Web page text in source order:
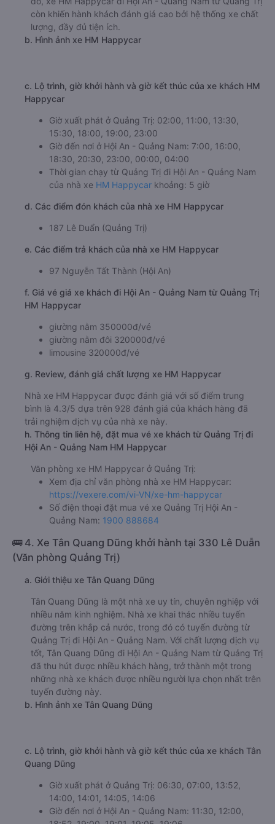
còn khiến hành khách đánh giá cao bởi hệ thống xe chất
lượng, đầy đủ tiện ích.
b. Hình ảnh xe HM Happycar
c. Lộ trình, giờ khởi hành và giờ kết thúc của xe khách HM
Happycar
Giờ xuất phát ở Quảng Trị: 02:00, 11:00, 13:30,
15:30, 18:00, 19:00, 23:00
Giờ đến nơi ở Hội An - Quảng Nam: 7:00, 16:00,
18:30, 20:30, 23:00, 00:00, 04:00
Thời gian chạy từ Quảng Trị đi Hội An - Quảng Nam
của nhà xe HM Happycar khoảng: 5 giờ
d. Các điểm đón khách của nhà xe HM Happycar
187 Lê Duẩn (Quảng Trị)
e. Các điểm trả khách của nhà xe HM Happycar
97 Nguyễn Tất Thành (Hội An)
f. Giá vé giá xe khách đi Hội An - Quảng Nam từ Quảng Trị
HM Happycar
giường nằm 350000đ/vé
giường nằm đôi 320000đ/vé
limousine 320000đ/vé
g. Review, đánh giá chất lượng xe HM Happycar
Nhà xe HM Happycar được đánh giá với số điểm trung
bình là 4.3/5 dựa trên 928 đánh giá của khách hàng đã
trải nghiệm dịch vụ của nhà xe này.
h. Thông tin liên hệ, đặt mua vé xe khách từ Quảng Trị đi
Hội An - Quảng Nam HM Happycar
Văn phòng xe HM Happycar ở Quảng Trị:
Xem địa chỉ văn phòng nhà xe HM Happycar:
https://vexere.com/vi-VN/xe-hm-happycar
Số điện thoại đặt mua vé xe Quảng Trị Hội An -
Quảng Nam: 1900 888684
🚌 4. Xe Tân Quang Dũng khởi hành tại 330 Lê Duẫn
(Văn phòng Quảng Trị)
a. Giới thiệu xe Tân Quang Dũng
Tân Quang Dũng là một nhà xe uy tín, chuyên nghiệp với
nhiều năm kinh nghiệm. Nhà xe khai thác nhiều tuyến
đường trên khắp cả nước, trong đó có tuyến đường từ
Quảng Trị đi Hội An - Quảng Nam. Với chất lượng dịch vụ
tốt, Tân Quang Dũng đi Hội An - Quảng Nam từ Quảng Trị
đã thu hút được nhiều khách hàng, trở thành một trong
những nhà xe khách được nhiều người lựa chọn nhất trên
tuyến đường này.
b. Hình ảnh xe Tân Quang Dũng
c. Lộ trình, giờ khởi hành và giờ kết thúc của xe khách Tân
Quang Dũng
Giờ xuất phát ở Quảng Trị: 06:30, 07:00, 13:52,
14:00, 14:01, 14:05, 14:06
Giờ đến nơi ở Hội An - Quảng Nam: 11:30, 12:00,